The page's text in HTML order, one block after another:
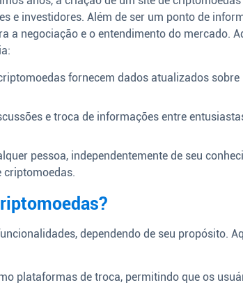
e investidores. Além de ser um ponto de
a negociação e o entendimento do mercado.
fornecem dados atualizados sobre
e troca de informações entre
pessoa, independentemente de seu
criptomoedas.
dependendo de seu propósito.
plataformas de troca, permitindo que os